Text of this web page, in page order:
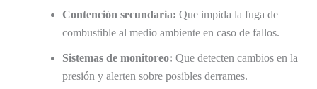
Contención secundaria: Que impida la fuga de
combustible al medio ambiente en caso de fallos.
Sistemas de monitoreo: Que detecten cambios en la
presión y alerten sobre posibles derrames.